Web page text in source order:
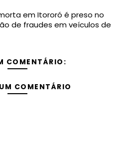
em Itororó é preso no
de fraudes em veículos de
COMENTÁRIO:
COMENTÁRIO